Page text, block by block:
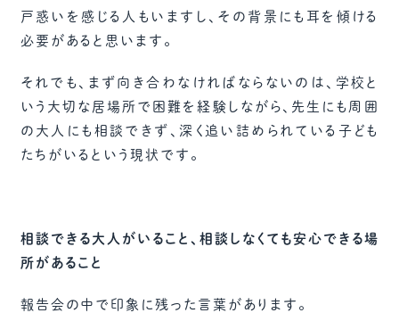
戸惑いを感じる人もいますし、その背景にも耳を傾ける
必要があると思います。
それでも、まず向き合わなければならないのは、学校と
いう大切な居場所で困難を経験しながら、先生にも周囲
の大人にも相談できず、深く追い詰められている子ども
たちがいるという現状です。
相談できる大人がいること、相談しなくても安心できる場
所があること
報告会の中で印象に残った言葉があります。